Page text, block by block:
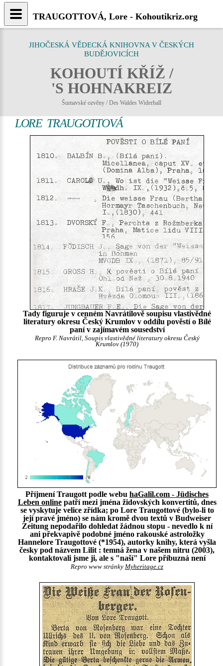
JIHOČESKÁ VĚDECKÁ KNIHOVNA V ČESKÝCH
BUDĚJOVICÍCH
KOHOUTÍ KŘÍŽ /
'S HOHNAKREIZ
Šumavské ozvěny / Des Waldes Widerhall
LORE TRAUGOTTOVÁ
Tady figuruje v cenném Navrátilově soupisu vlastivědné
literatury okresu Český Krumlov v oddílu pověstí o Bílé
paní v zajímavém sousedství
Repro F. Navrátil, Soupis vlastivědné literatury okresu Český
Krumlov (1970)
Příjmení Traugott podle webu haGalil.com - Jüdisches
Leben onlinepatří mezi jména židovských konvertitů, dnes
se vyskytuje velice zřídka; po Lore Traugottové (bylo-li to
její pravé jméno) se nám kromě dvou textů v Budweiser
Zeitung nepodařilo dohledat žádnou stopu - nevedlo k ní
ani překvapivě podobné jméno rakouské astroložky
Hannelore Traugottové (*1954), autorky knihy, která vyšla
česky pod názvem Lilit : temná žena v našem nitru (2003),
kontaktovali jsme ji, ale s "naší" Lore příbuzná není
Repro www stránky Myheritage.cz
TRAUGOTTOVÁ, Lore - Kohoutikriz.org